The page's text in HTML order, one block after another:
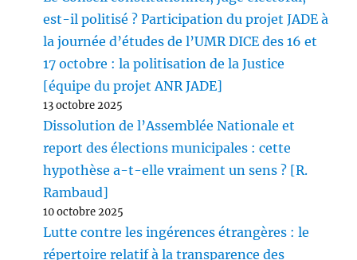
est-il politisé ? Participation du projet JADE à
la journée d’études de l’UMR DICE des 16 et
17 octobre : la politisation de la Justice
[équipe du projet ANR JADE]
13 octobre 2025
Dissolution de l’Assemblée Nationale et
report des élections municipales : cette
hypothèse a-t-elle vraiment un sens ? [R.
Rambaud]
10 octobre 2025
Lutte contre les ingérences étrangères : le
répertoire relatif à la transparence des